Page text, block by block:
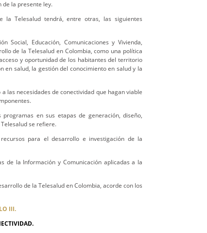
de la presente ley.
la Telesalud tendrá, entre otras, las siguientes
Social, Educación, Comunicaciones y Vivienda,
de la Telesalud en Colombia, como una política
y oportunidad de los habitantes del territorio
en salud, la gestión del conocimiento en salud y la
las necesidades de conectividad que hagan viable
en sus etapas de generación, diseño,
se refiere.
para el desarrollo e investigación de la
de la Información y Comunicación aplicadas a la
de la Telesalud en Colombia, acorde con los
III.